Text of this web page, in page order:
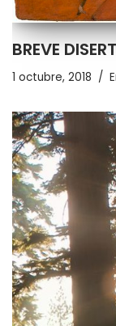
BREVE
1 octubre, 2018